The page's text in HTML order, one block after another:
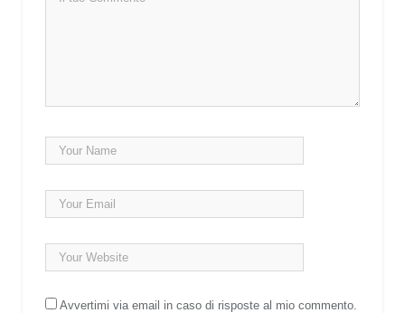
Avvertimi via email in caso di risposte al mio commento.